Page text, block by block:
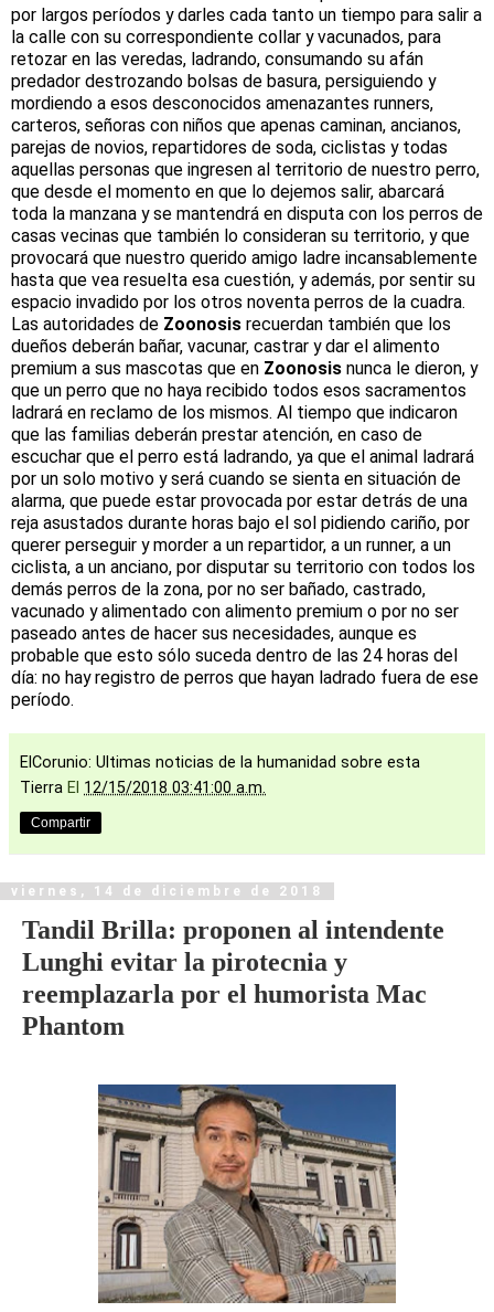
por largos períodos y darles cada tanto un tiempo para salir a
la calle con su correspondiente collar y vacunados, para
retozar en las veredas, ladrando, consumando su afán
predador destrozando bolsas de basura, persiguiendo y
mordiendo a esos desconocidos amenazantes runners,
carteros, señoras con niños que apenas caminan, ancianos,
parejas de novios, repartidores de soda, ciclistas y todas
aquellas personas que ingresen al territorio de nuestro perro,
que desde el momento en que lo dejemos salir, abarcará
toda la manzana y se mantendrá en disputa con los perros de
casas vecinas que también lo consideran su territorio, y que
provocará que nuestro querido amigo ladre incansablemente
hasta que vea resuelta esa cuestión, y además, por sentir su
espacio invadido por los otros noventa perros de la cuadra.
Las autoridades de Zoonosis recuerdan también que los
dueños deberán bañar, vacunar, castrar y dar el alimento
premium a sus mascotas que en Zoonosis nunca le dieron, y
que un perro que no haya recibido todos esos sacramentos
ladrará en reclamo de los mismos. Al tiempo que indicaron
que las familias deberán prestar atención, en caso de
escuchar que el perro está ladrando, ya que el animal ladrará
por un solo motivo y será cuando se sienta en situación de
alarma, que puede estar provocada por estar detrás de una
reja asustados durante horas bajo el sol pidiendo cariño, por
querer perseguir y morder a un repartidor, a un runner, a un
ciclista, a un anciano, por disputar su territorio con todos los
demás perros de la zona, por no ser bañado, castrado,
vacunado y alimentado con alimento premium o por no ser
paseado antes de hacer sus necesidades, aunque es
probable que esto sólo suceda dentro de las 24 horas del
día: no hay registro de perros que hayan ladrado fuera de ese
período.
ElCorunio: Ultimas noticias de la humanidad sobre esta
Tierra El 12/15/2018 03:41:00 a.m.
Compartir
viernes, 14 de diciembre de 2018
Tandil Brilla: proponen al intendente
Lunghi evitar la pirotecnia y
reemplazarla por el humorista Mac
Phantom